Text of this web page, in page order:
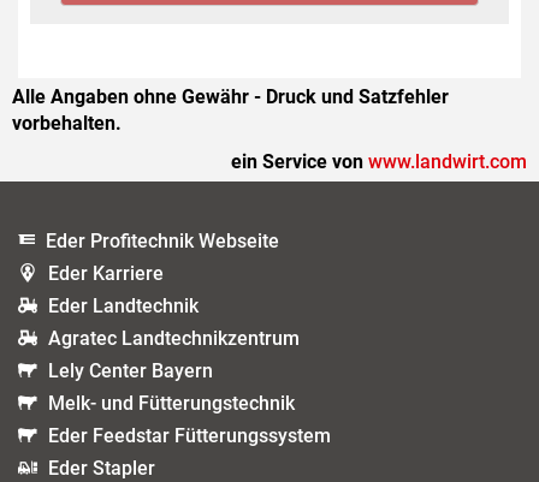
Alle Angaben ohne Gewähr - Druck und Satzfehler
vorbehalten.
ein Service von www.landwirt.com
Eder Profitechnik Webseite
Eder Karriere
Eder Landtechnik
Agratec Landtechnikzentrum
Lely Center Bayern
Melk- und Fütterungstechnik
Eder Feedstar Fütterungssystem
Eder Stapler